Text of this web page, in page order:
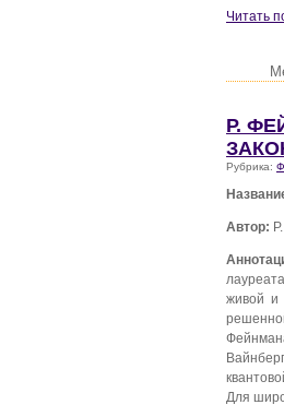
Читать
Р.
Рубрика:
Автор:
живой и
Для